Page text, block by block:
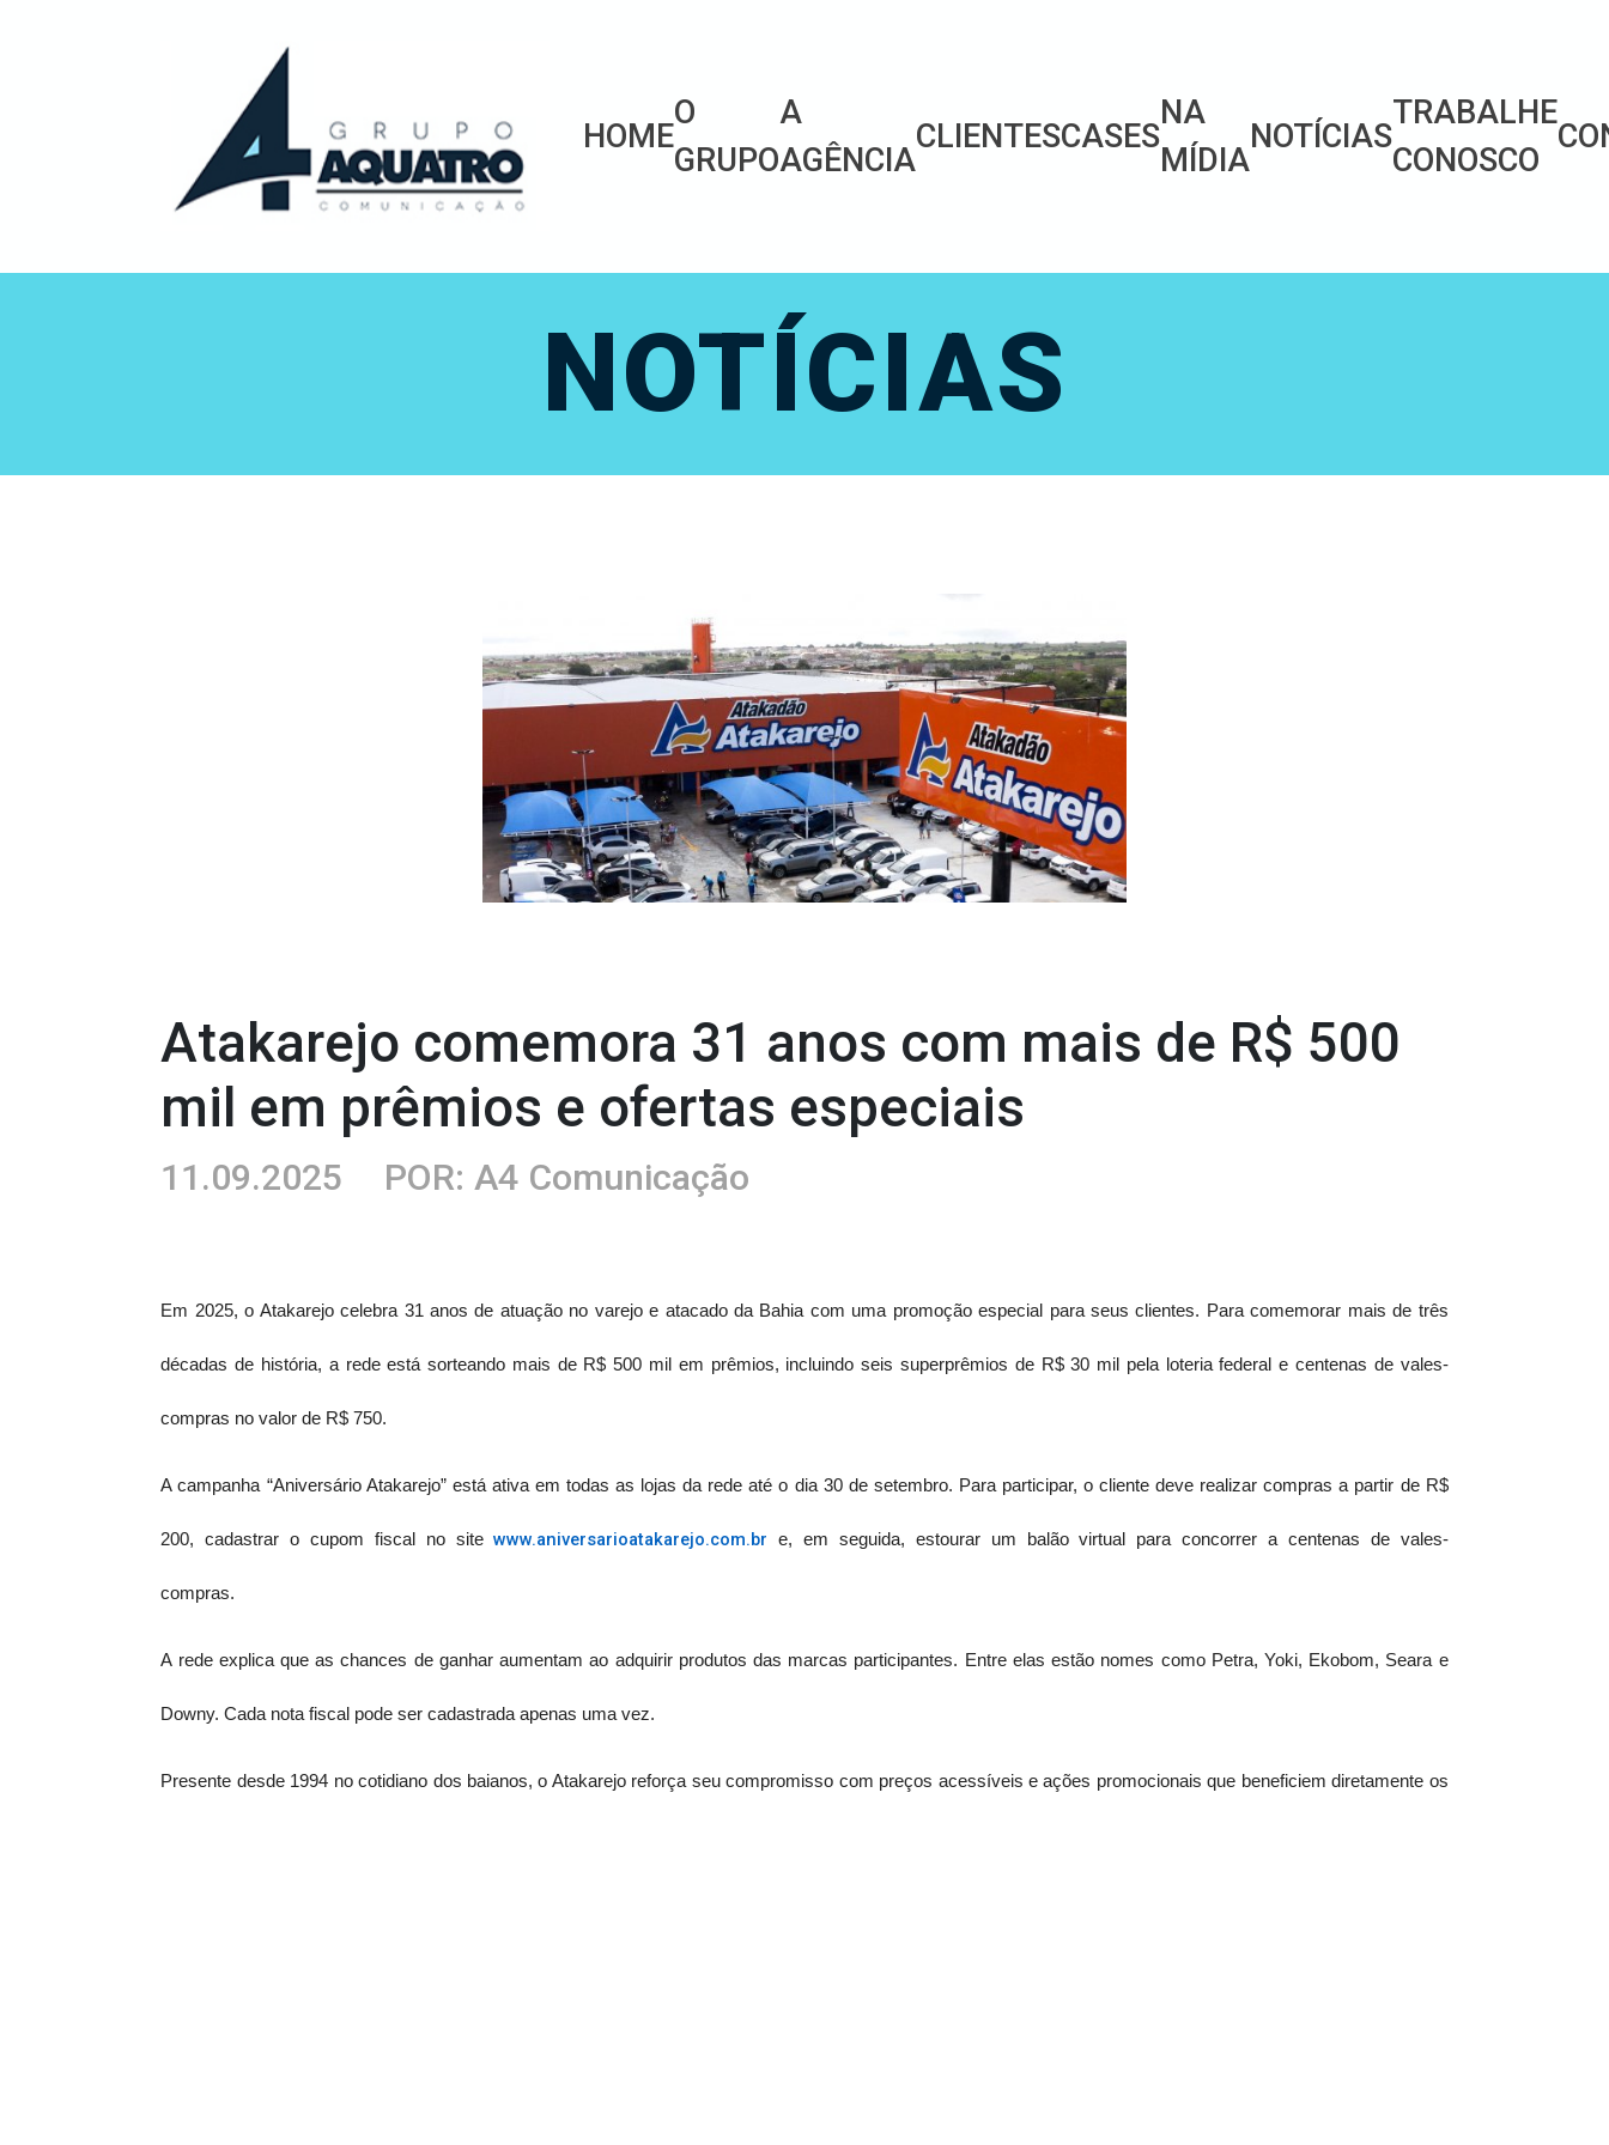
HOME
O
GRUPO
A
AGÊNCIA
CLIENTESCASES
NA
MÍDIA
NOTÍCIAS
TRABALHE
CONOSCO
NOTÍCIAS
Atakarejo comemora 31 anos com mais de R$ 500
mil em prêmios e ofertas especiais
11.09.2025 POR: A4 Comunicação
Em 2025, o Atakarejo celebra 31 anos de atuação no varejo e atacado da Bahia com uma promoção especial para seus clientes. Para comemorar mais de três
décadas de história, a rede está sorteando mais de R$ 500 mil em prêmios, incluindo seis superprêmios de R$ 30 mil pela loteria federal e centenas de vales-
compras no valor de R$ 750.
A campanha “Aniversário Atakarejo” está ativa em todas as lojas da rede até o dia 30 de setembro. Para participar, o cliente deve realizar compras a partir de R$
200, cadastrar o cupom fiscal no sitewww.aniversarioatakarejo.com.br e, em seguida, estourar um balão virtual para concorrer a centenas de vales-
compras.
A rede explica que as chances de ganhar aumentam ao adquirir produtos das marcas participantes. Entre elas estão nomes como Petra, Yoki, Ekobom, Seara e
Downy. Cada nota fiscal pode ser cadastrada apenas uma vez.
Presente desde 1994 no cotidiano dos baianos, o Atakarejo reforça seu compromisso com preços acessíveis e ações promocionais que beneficiem diretamente os